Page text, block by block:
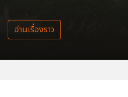
อ่านเรื่องราว